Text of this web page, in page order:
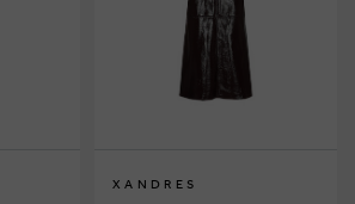
XANDRES